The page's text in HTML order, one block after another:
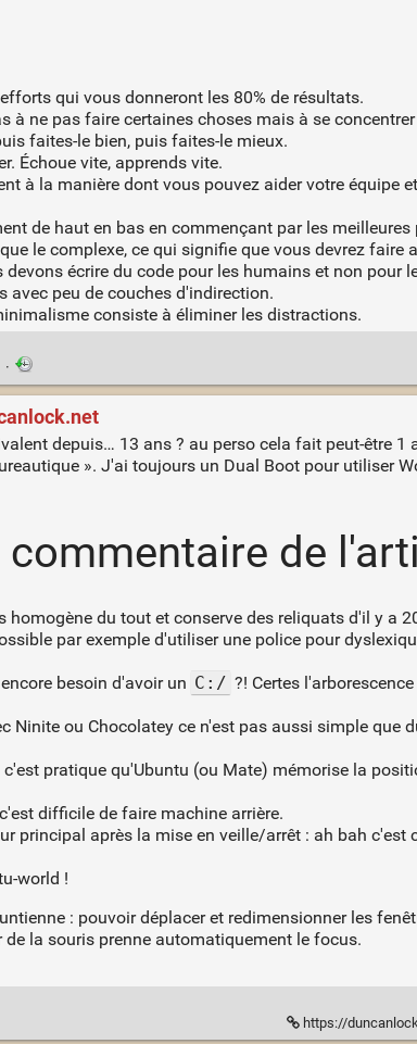
qui vous donneront les 80% de résultats.
à ne pas faire certaines choses mais à se
faites-le bien, puis faites-le mieux.
Échoue vite, apprends vite.
à la manière dont vous pouvez aider votre équipe
de haut en bas en commençant par les meilleures
le complexe, ce qui signifie que vous devrez faire
écrire du code pour les humains et non pour
avec peu de couches d'indirection.
consiste à éliminer les distractions.
·
depuis… 13 ans ? au perso cela fait peut-être 1
». J'ai toujours un Dual Boot pour utiliser
de
homogène du tout et conserve des reliquats d'il y a
par exemple d'utiliser une police pour
besoin d'avoir un C:/ ?! Certes
Ninite ou Chocolatey ce n'est pas aussi simple que
pratique qu'Ubuntu (ou Mate) mémorise la
difficile de faire machine arrière.
principal après la mise en veille/arrêt : ah bah c'est
world !
: pouvoir déplacer et redimensionner les
de la souris prenne automatiquement le focus.
https://